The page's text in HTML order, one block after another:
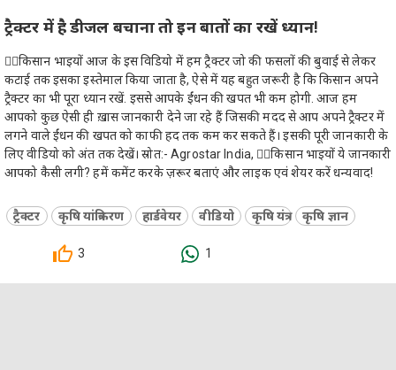
ट्रैक्टर में है डीजल बचाना तो इन बातों का रखें ध्यान!
👉🏻किसान भाइयों आज के इस विडियो में हम ट्रैक्टर जो की फसलों की बुवाई से लेकर
कटाई तक इसका इस्तेमाल किया जाता है, ऐसे में यह बहुत जरूरी है कि किसान अपने
ट्रैक्टर का भी पूरा ध्यान रखें. इससे आपके ईंधन की खपत भी कम होगी. आज हम
आपको कुछ ऐसी ही ख़ास जानकारी देने जा रहे हैं जिसकी मदद से आप अपने ट्रैक्टर में
लगने वाले ईंधन की खपत को काफी हद तक कम कर सकते हैं। इसकी पूरी जानकारी के
लिए वीडियो को अंत तक देखें। स्रोत:- Agrostar India, 👉🏻किसान भाइयों ये जानकारी
आपको कैसी लगी? हमें कमेंट करके ज़रूर बताएं और लाइक एवं शेयर करें धन्यवाद!
ट्रैक्टर कृषि यांत्रिकरण हार्डवेयर वीडियो कृषि यंत्र कृषि ज्ञान
3 1